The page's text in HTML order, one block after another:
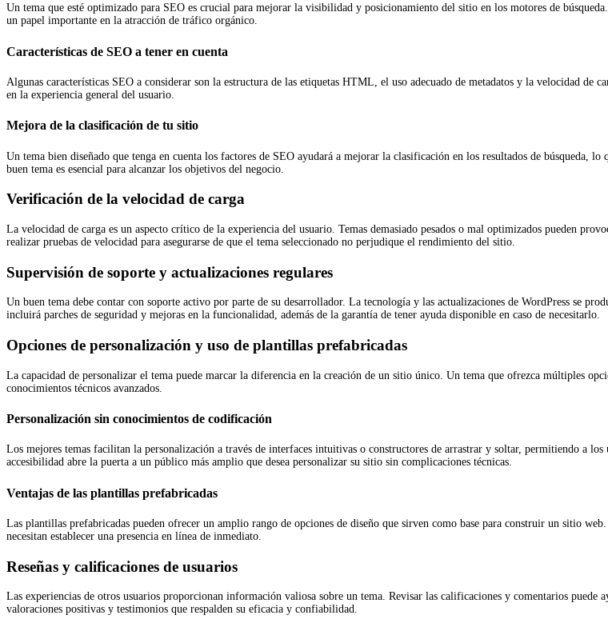
Un tema que esté optimizado para SEO es crucial para mejorar la visibilidad y posicionamiento del sitio en los motores de
un papel importante en la atracción de tráfico orgánico.
Características de SEO a tener en cuenta
Algunas características SEO a considerar son la estructura de las etiquetas HTML, el uso adecuado de metadatos y la velocidad
en la experiencia general del usuario.
Mejora de la clasificación de tu sitio
Un tema bien diseñado que tenga en cuenta los factores de SEO ayudará a mejorar la clasificación en los resultados de
buen tema es esencial para alcanzar los objetivos del negocio.
Verificación de la velocidad de carga
La velocidad de carga es un aspecto crítico de la experiencia del usuario. Temas demasiado pesados o mal optimizados pueden
realizar pruebas de velocidad para asegurarse de que el tema seleccionado no perjudique el rendimiento del sitio.
Supervisión de soporte y actualizaciones regulares
Un buen tema debe contar con soporte activo por parte de su desarrollador. La tecnología y las actualizaciones de WordPress se
incluirá parches de seguridad y mejoras en la funcionalidad, además de la garantía de tener ayuda disponible en caso de necesitarlo.
Opciones de personalización y uso de plantillas prefabricadas
La capacidad de personalizar el tema puede marcar la diferencia en la creación de un sitio único. Un tema que ofrezca múltiples
conocimientos técnicos avanzados.
Personalización sin conocimientos de codificación
Los mejores temas facilitan la personalización a través de interfaces intuitivas o constructores de arrastrar y soltar, permitiendo a
accesibilidad abre la puerta a un público más amplio que desea personalizar su sitio sin complicaciones técnicas.
Ventajas de las plantillas prefabricadas
Las plantillas prefabricadas pueden ofrecer un amplio rango de opciones de diseño que sirven como base para construir un sitio
necesitan establecer una presencia en línea de inmediato.
Reseñas y calificaciones de usuarios
Las experiencias de otros usuarios proporcionan información valiosa sobre un tema. Revisar las calificaciones y comentarios
valoraciones positivas y testimonios que respalden su eficacia y confiabilidad.